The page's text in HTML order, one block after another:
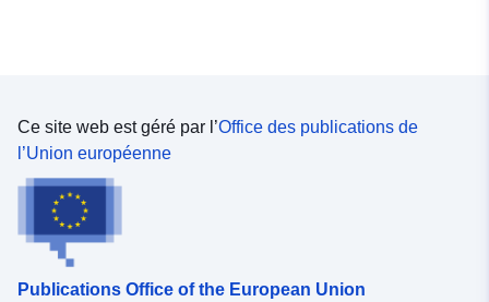
Ressource
spatiale:
Identificateurs:
120066022-wxs-914e3d65-
Ce site web est géré par l’Office des publications de
l’Union européenne
Publications Office of the European Union